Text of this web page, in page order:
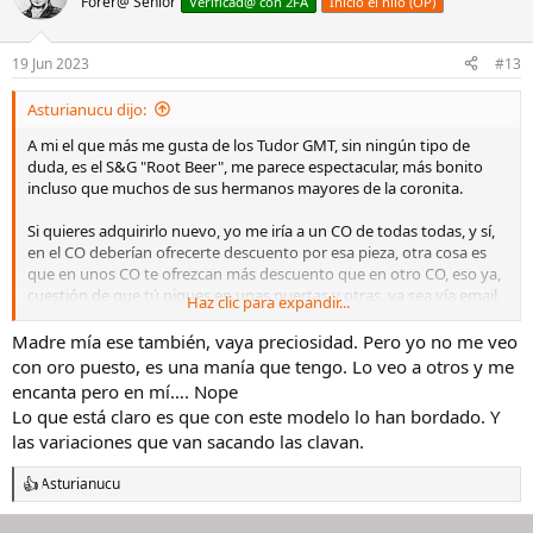
o
n
e
19 Jun 2023 #13
Asturianucu dijo:
A mi el que más me gusta de los Tudor GMT, sin ningún tipo de
duda, es el S&G "Root Beer", me parece espectacular, más bonito
incluso que muchos de sus hermanos mayores de la coronita.
Si quieres adquirirlo nuevo, yo me iría a un CO de todas todas, y sí,
en el CO deberían ofrecerte descuento por esa pieza, otra cosa es
que en unos CO te ofrezcan más descuento que en otro CO, eso ya,
cuestión de que tú piques en unas puertas y otras, ya sea vía email,
vía telefónica o en persona. Un saludo.
Haz clic para expandir...
Madre mía ese también, vaya preciosidad. Pero yo no me veo
con oro puesto, es una manía que tengo. Lo veo a otros y me
encanta pero en mí…. Nope
Lo que está claro es que con este modelo lo han bordado. Y
las variaciones que van sacando las clavan.
R
e
Asturianucu